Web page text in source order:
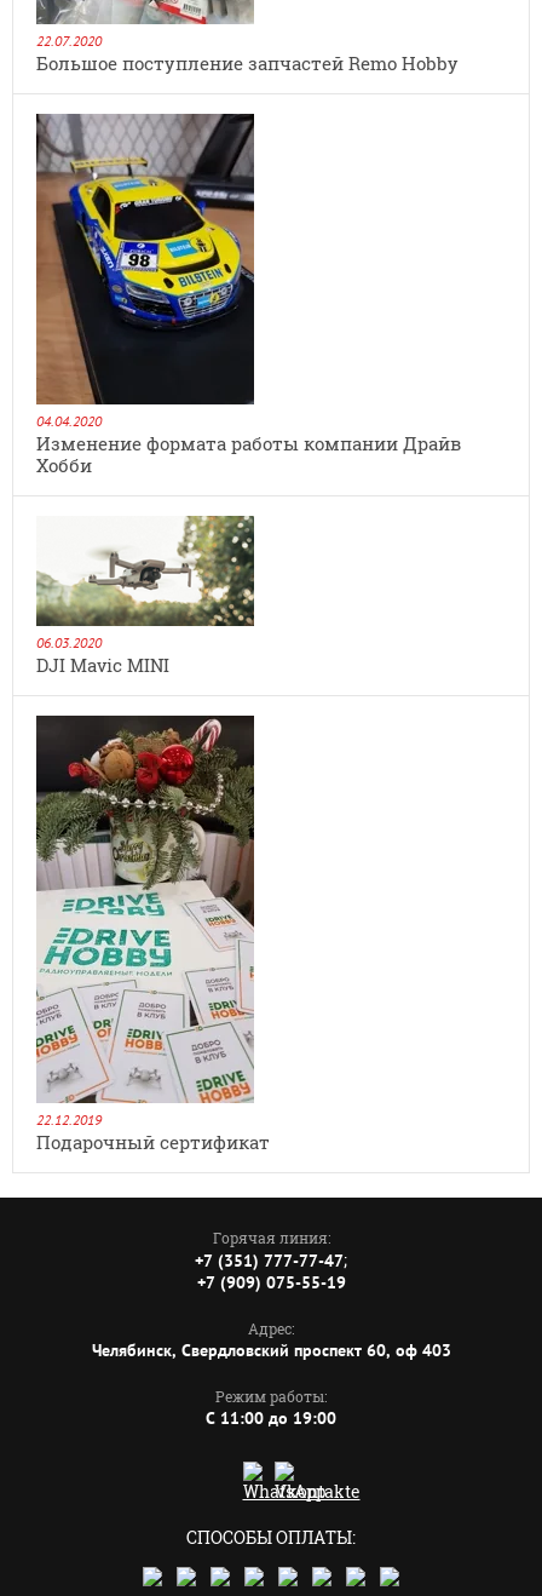
22.07.2020
Большое поступление запчастей Remo Hobby
04.04.2020
Изменение формата работы компании Драйв
Хобби
06.03.2020
DJI Mavic MINI
22.12.2019
Подарочный сертификат
Горячая линия:
+7 (351) 777-77-47;
+7 (909) 075-55-19
Адрес:
Челябинск, Свердловский проспект 60, оф 403
Режим работы:
C 11:00 до 19:00
СПОСОБЫ ОПЛАТЫ: